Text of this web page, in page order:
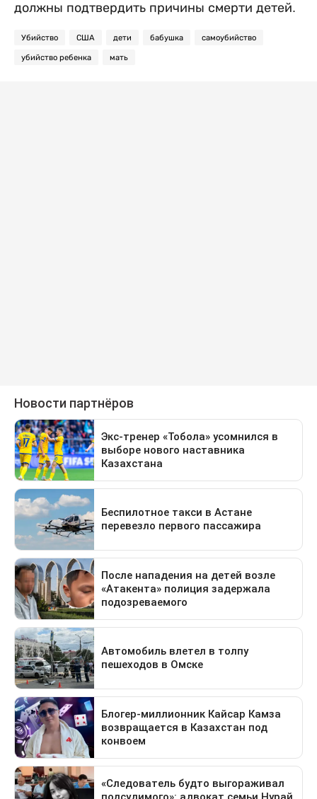
должны подтвердить причины смерти детей.
Убийство США дети бабушка самоубийство
убийство ребенка мать